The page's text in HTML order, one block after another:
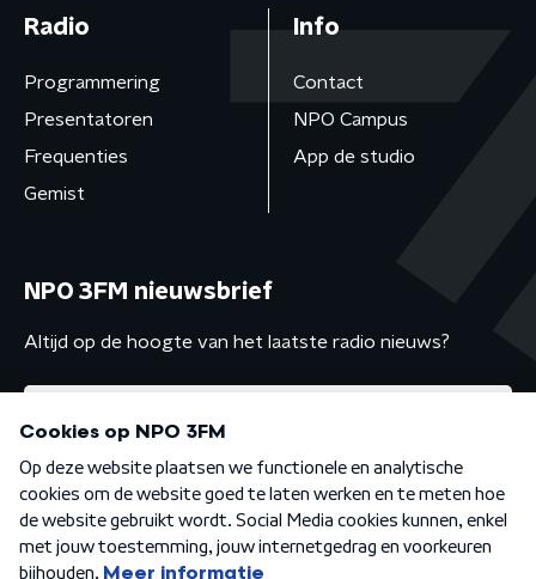
Radio
Programmering
Presentatoren
Frequenties
Gemist
Info
Contact
NPO Campus
App de studio
NPO 3FM nieuwsbrief
Altijd op de hoogte van het laatste radio nieuws?
Algemene voorwaarden Privacybeleid